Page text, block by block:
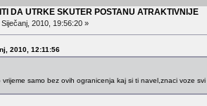
DA UTRKE SKUTER POSTANU ATRAKTIVNIJE
Siječanj, 2010, 19:56:20 »
2010, 12:11:56
samo bez ovih ogranicenja kaj si ti navel,znaci voze